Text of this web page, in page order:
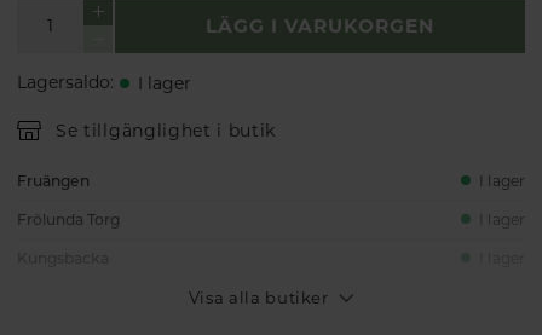
LÄGG I VARUKORGEN
Lagersaldo: I lager
Se tillgänglighet i butik
Fruängen I lager
Frölunda Torg I lager
Visa alla butiker